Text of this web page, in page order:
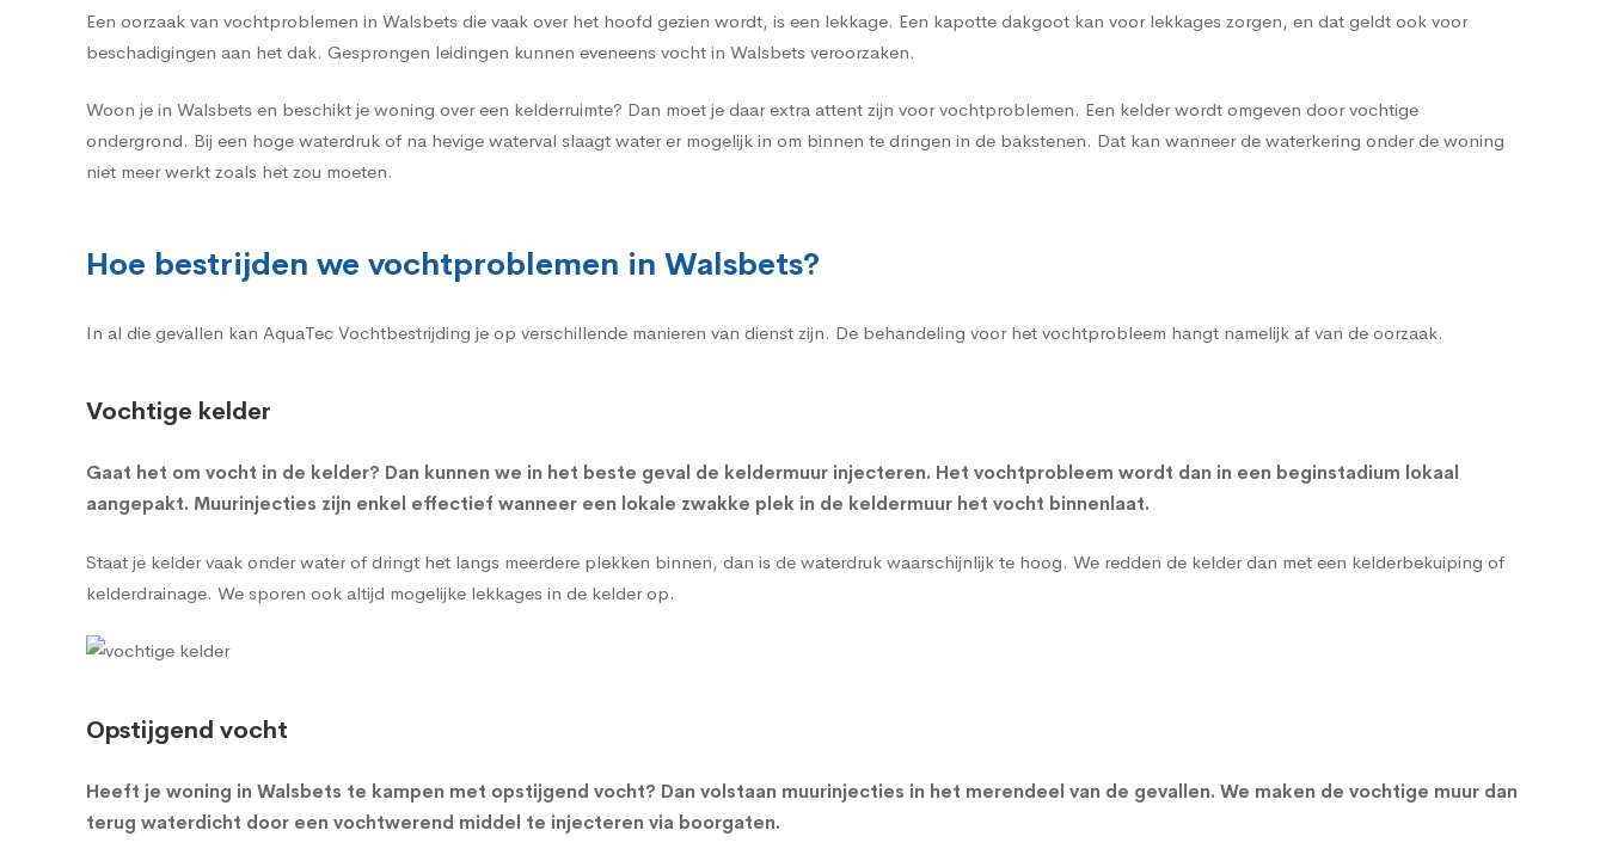
Een oorzaak van vochtproblemen in Walsbets die vaak over het hoofd gezien wordt, is een lekkage. Een kapotte dakgoot kan voor lekkages zorgen, en dat geldt ook voor
beschadigingen aan het dak. Gesprongen leidingen kunnen eveneens vocht in Walsbets veroorzaken.
Woon je in Walsbets en beschikt je woning over een kelderruimte? Dan moet je daar extra attent zijn voor vochtproblemen. Een kelder wordt omgeven door vochtige
ondergrond. Bij een hoge waterdruk of na hevige waterval slaagt water er mogelijk in om binnen te dringen in de bakstenen. Dat kan wanneer de waterkering onder de woning
niet meer werkt zoals het zou moeten.
Hoe bestrijden we vochtproblemen in Walsbets?
In al die gevallen kan AquaTec Vochtbestrijding je op verschillende manieren van dienst zijn. De behandeling voor het vochtprobleem hangt namelijk af van de oorzaak.
Vochtige kelder
Gaat het om vocht in de kelder? Dan kunnen we in het beste geval de keldermuur injecteren. Het vochtprobleem wordt dan in een beginstadium lokaal
aangepakt. Muurinjecties zijn enkel effectief wanneer een lokale zwakke plek in de keldermuur het vocht binnenlaat.
Staat je kelder vaak onder water of dringt het langs meerdere plekken binnen, dan is de waterdruk waarschijnlijk te hoog. We redden de kelder dan met een kelderbekuiping of
kelderdrainage. We sporen ook altijd mogelijke lekkages in de kelder op.
Opstijgend vocht
Heeft je woning in Walsbets te kampen met opstijgend vocht? Dan volstaan muurinjecties in het merendeel van de gevallen. We maken de vochtige muur dan
terug waterdicht door een vochtwerend middel te injecteren via boorgaten.